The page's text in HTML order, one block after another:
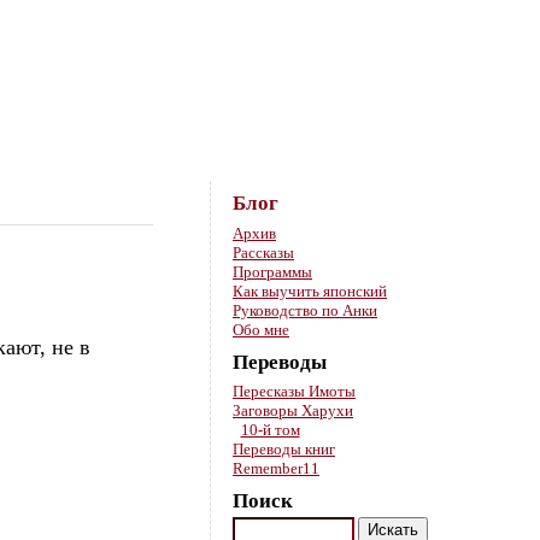
не в
Блог
Архив
Рассказы
Программы
Как выучить японский
Руководство по Анки
Обо мне
Переводы
Пересказы Имоты
Заговоры Харухи
10-й том
Переводы книг
Remember11
Поиск